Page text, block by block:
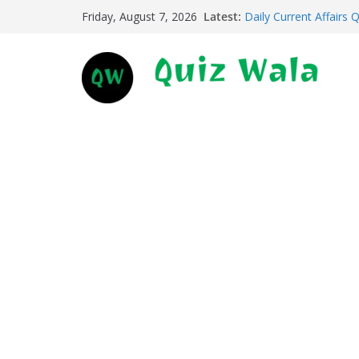
Friday, August 7, 2026 Latest: Daily Current Affairs
Daily Current Affairs
Daily Current Affairs